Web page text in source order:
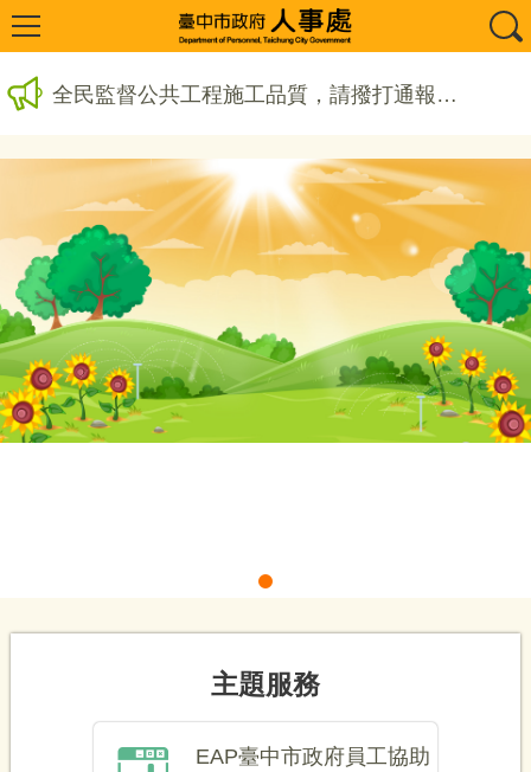
全民監督公共工程施工品質，請撥打通報專線0800-009609
EAP臺中市政府人事處推動員工協助方案網站
主題服務
EAP臺中市政府員工協助